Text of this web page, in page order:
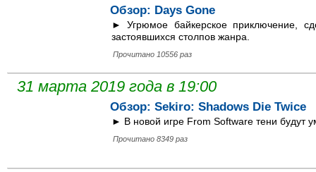
Обзор: Days Gone
► Угрюмое байкерское приключение,
застоявшихся столпов жанра.
Прочитано 10556 раз
31 марта 2019 года в 19:00
Обзор: Sekiro: Shadows Die Twice
► В новой игре From Software тени будут
Прочитано 8349 раз